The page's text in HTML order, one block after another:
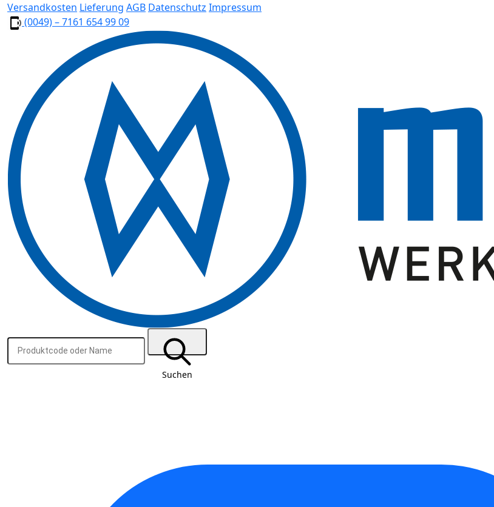
Versandkosten Lieferung AGB Datenschutz Impressum
(0049) – 7161 654 99 09
Suchen